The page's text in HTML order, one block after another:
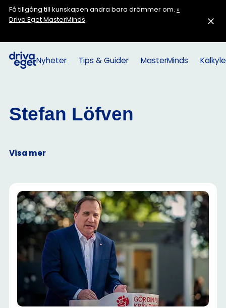
Få tillgång till kunskapen andra bara drömmer om. »
Driva Eget MasterMinds
Nyheter Tips & Guider MasterMinds
Stefan Löfven
Visa mer